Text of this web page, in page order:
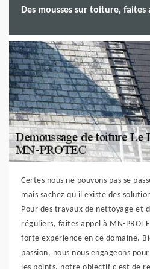
Des mousses sur toiture, faites
Certes nous ne pouvons pas se
mais sachez qu'il existe des
Pour des travaux de nettoyage et
réguliers, faites appel à MN-
forte expérience en ce domaine.
passion, nous nous engageons